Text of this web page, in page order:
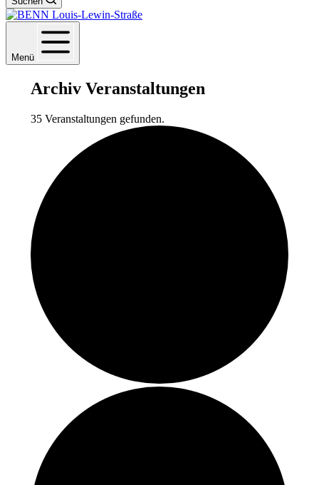
Menü
Archiv Veranstaltungen
35 Veranstaltungen gefunden.